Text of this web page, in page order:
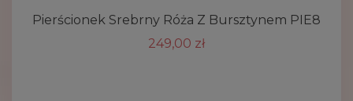
Pierścionek Srebrny Róża Z Bursztynem PIE8
249,00 zł